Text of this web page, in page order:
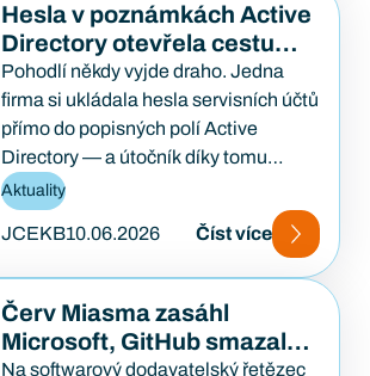
Hesla v poznámkách Active
Directory otevřela cestu
ransomwaru
Pohodlí někdy vyjde draho. Jedna
firma si ukládala hesla servisních účtů
přímo do popisných polí Active
Directory — a útočník díky tomu
ovládl celou doménu…
Aktuality
JCEKB10.06.2026 Číst více
Červ Miasma zasáhl
Microsoft, GitHub smazal
73 repozitářů
Na softwarový dodavatelský řetězec